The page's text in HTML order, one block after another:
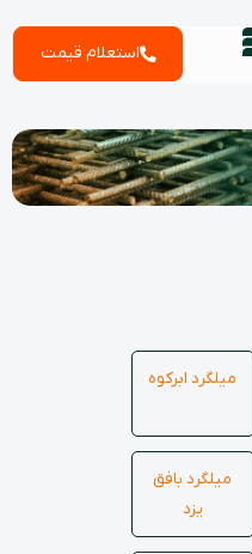
استعلام قیمت
میلگرد ابرکوه
میلگرد بافق
یزد